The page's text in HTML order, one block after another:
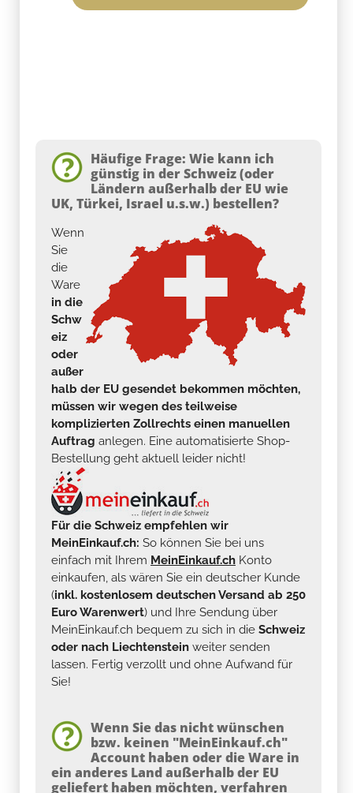
Häufige Frage: Wie kann ich
günstig in der Schweiz (oder
Ländern außerhalb der EU wie
UK, Türkei, Israel u.s.w.) bestellen?
Wenn
Sie
die
Ware
in die
Schw
eiz
oder
außer
halb der EU gesendet bekommen möchten,
müssen wir wegen des teilweise
komplizierten Zollrechts einen manuellen
Auftrag anlegen. Eine automatisierte Shop-
Bestellung geht aktuell leider nicht!
Für die Schweiz empfehlen wir
MeinEinkauf.ch: So können Sie bei uns
einfach mit Ihrem MeinEinkauf.ch Konto
einkaufen, als wären Sie ein deutscher Kunde
(inkl. kostenlosem deutschen Versand ab 250
Euro Warenwert) und Ihre Sendung über
MeinEinkauf.ch bequem zu sich in die Schweiz
oder nach Liechtenstein weiter senden
lassen. Fertig verzollt und ohne Aufwand für
Sie!
Wenn Sie das nicht wünschen
bzw. keinen "MeinEinkauf.ch"
Account haben oder die Ware in
ein anderes Land außerhalb der EU
geliefert haben möchten, verfahren